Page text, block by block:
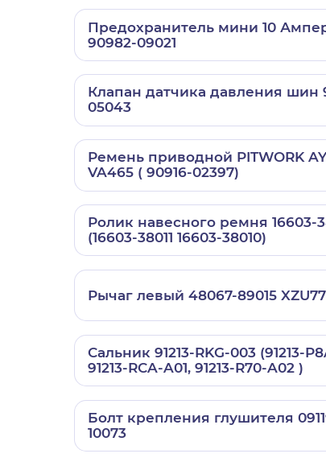
Предохранитель мини 10
90982-09021
Клапан датчика давления шин
05043
Ремень приводной PITWORK
VA465 ( 90916-02397)
Ролик навесного ремня 16603-
(16603-38011 16603-38010)
Рычаг левый 48067-89015
Сальник 91213-RKG-003 (91213-
91213-RCA-A01, 91213-R70-A02 )
Болт крепления глушителя
10073